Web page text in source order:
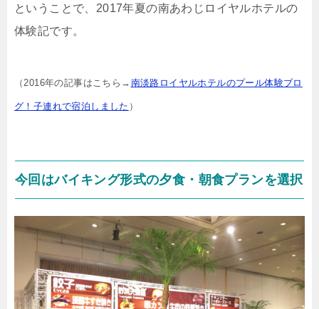
ということで、2017年夏の南あわじロイヤルホテルの
体験記です。
（2016年の記事はこちら→ 南淡路ロイヤルホテルのプール体験ブロ
グ！子連れで宿泊しました ）
今回はバイキング形式の夕食・朝食プランを選択